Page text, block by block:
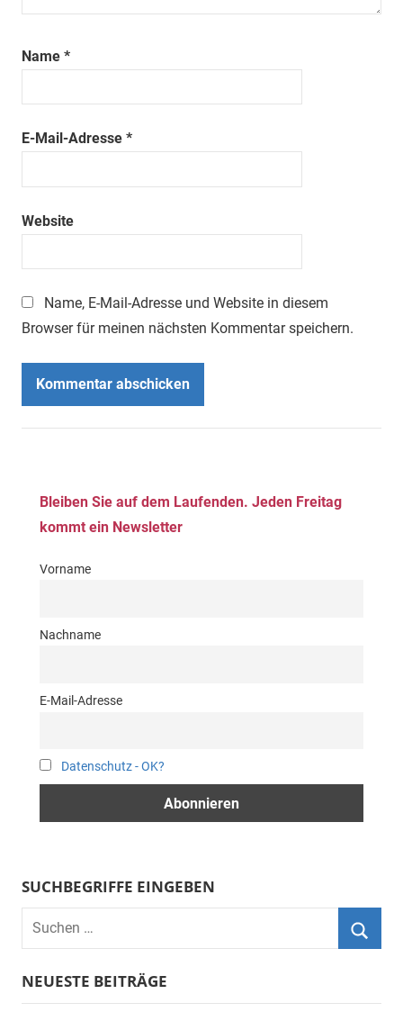
Name *
E-Mail-Adresse *
Website
Name, E-Mail-Adresse und Website in diesem
Browser für meinen nächsten Kommentar speichern.
Bleiben Sie auf dem Laufenden. Jeden Freitag
kommt ein Newsletter
Vorname
Nachname
E-Mail-Adresse
Datenschutz - OK?
SUCHBEGRIFFE EINGEBEN
Suchen
nach:
NEUESTE BEITRÄGE